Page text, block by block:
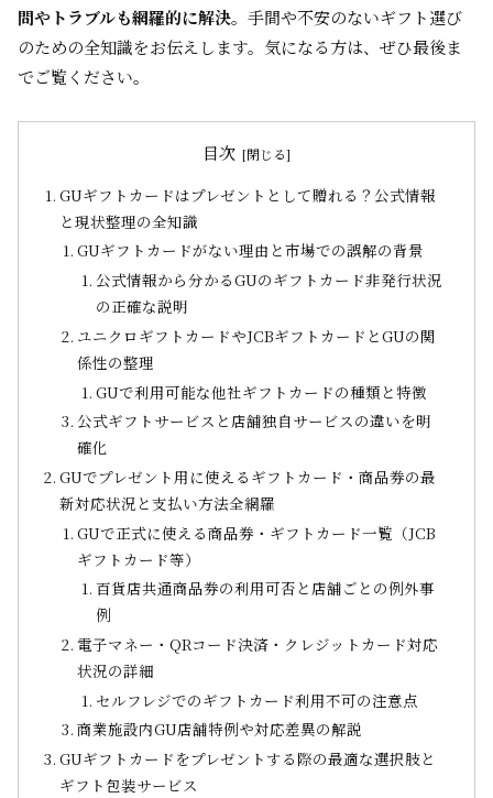
問やトラブルも網羅的に解決。手間や不安のないギフト選び
のための全知識をお伝えします。気になる方は、ぜひ最後ま
でご覧ください。
目次
GUギフトカードはプレゼントとして贈れる？公式情報
と現状整理の全知識
GUギフトカードがない理由と市場での誤解の背景
公式情報から分かるGUのギフトカード非発行状況
の正確な説明
ユニクロギフトカードやJCBギフトカードとGUの関
係性の整理
GUで利用可能な他社ギフトカードの種類と特徴
公式ギフトサービスと店舗独自サービスの違いを明
確化
GUでプレゼント用に使えるギフトカード・商品券の最
新対応状況と支払い方法全網羅
GUで正式に使える商品券・ギフトカード一覧（JCB
ギフトカード等）
百貨店共通商品券の利用可否と店舗ごとの例外事
例
電子マネー・QRコード決済・クレジットカード対応
状況の詳細
セルフレジでのギフトカード利用不可の注意点
商業施設内GU店舗特例や対応差異の解説
GUギフトカードをプレゼントする際の最適な選択肢と
ギフト包装サービス